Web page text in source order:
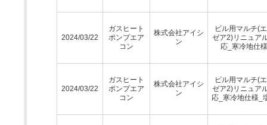
2024/03/22
ガスヒート
ポンプエア
コン
株式会社アイシ
ン
ビル用マルチ(
ゼア2)リニュア
応_寒冷地仕様
2024/03/22
ガスヒート
ポンプエア
コン
株式会社アイシ
ン
ビル用マルチ(
ゼア2)リニュア
応_寒冷地仕様_